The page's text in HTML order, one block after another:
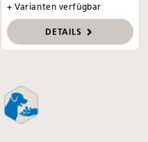
+ Varianten verfügbar
DETAILS